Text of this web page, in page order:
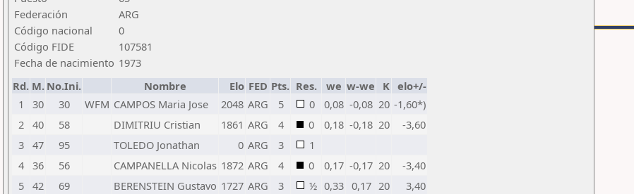
Federación
ARG
Código nacional
0
Código FIDE
107581
Fecha de nacimiento 1973
Rd. M. No.Ini. Nombre Elo FED Pts. Res. we w-we K elo+/-
1
30 30 WFM CAMPOS Maria Jose 2048 ARG 5 0 0,08 -0,08 20 -1,60*)
2 40 58 DIMITRIU Cristian 1861 ARG 4 0 0,18 -0,18 20
-3,60
3 47 95 TOLEDO Jonathan 0 ARG 3
1
4 36 56 CAMPANELLA Nicolas 1872 ARG 4 0 0,17 -0,17 20
-3,40
5 42 69 BERENSTEIN Gustavo 1727 ARG 3 ½ 0,33 0,17 20 3,40